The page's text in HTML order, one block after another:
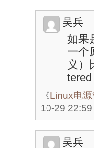
吴兵
如果
一个
义）
tered
《Linux电
10-29 22:59
吴兵